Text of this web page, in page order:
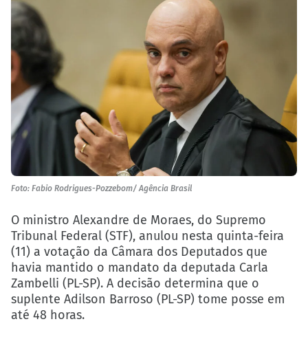
Foto: Fabio Rodrigues-Pozzebom/ Agência Brasil
O ministro Alexandre de Moraes, do Supremo
Tribunal Federal (STF), anulou nesta quinta-feira
(11) a votação da Câmara dos Deputados que
havia mantido o mandato da deputada Carla
Zambelli (PL-SP). A decisão determina que o
suplente Adilson Barroso (PL-SP) tome posse em
até 48 horas.